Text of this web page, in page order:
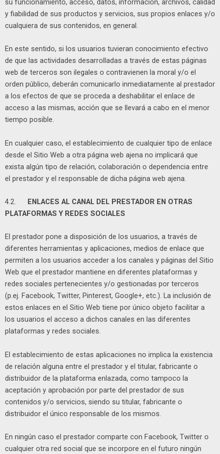
su funcionamiento, acceso, datos, información, archivos, calidad
y fiabilidad de sus productos y servicios, sus propios enlaces y/o
cualquiera de sus contenidos, en general.
En este sentido, si los usuarios tuvieran conocimiento efectivo
de que las actividades desarrolladas a través de estas páginas
web de terceros son ilegales o contravienen la moral y/o el
orden público, deberán comunicarlo inmediatamente al prestador
a los efectos de que se proceda a deshabilitar el enlace de
acceso a las mismas, acción que se llevará a cabo en el menor
tiempo posible.
En cualquier caso, el establecimiento de cualquier tipo de enlace
desde el Sitio Web a otra página web ajena no implicará que
exista algún tipo de relación, colaboración o dependencia entre
el prestador y el responsable de dicha página web ajena.
4.2. ENLACES AL CANAL DEL PRESTADOR EN OTRAS
PLATAFORMAS Y REDES SOCIALES
El prestador pone a disposición de los usuarios, a través de
diferentes herramientas y aplicaciones, medios de enlace que
permiten a los usuarios acceder a los canales y páginas del Sitio
Web que el prestador mantiene en diferentes plataformas y
redes sociales pertenecientes y/o gestionadas por terceros
(p.ej. Facebook, Twitter, Pinterest, Google+, etc.). La inclusión de
estos enlaces en el Sitio Web tiene por único objeto facilitar a
los usuarios el acceso a dichos canales en las diferentes
plataformas y redes sociales.
El establecimiento de estas aplicaciones no implica la existencia
de relación alguna entre el prestador y el titular, fabricante o
distribuidor de la plataforma enlazada, como tampoco la
aceptación y aprobación por parte del prestador de sus
contenidos y/o servicios, siendo su titular, fabricante o
distribuidor el único responsable de los mismos.
En ningún caso el prestador comparte con Facebook, Twitter o
cualquier otra red social que se incorpore en el futuro ningún